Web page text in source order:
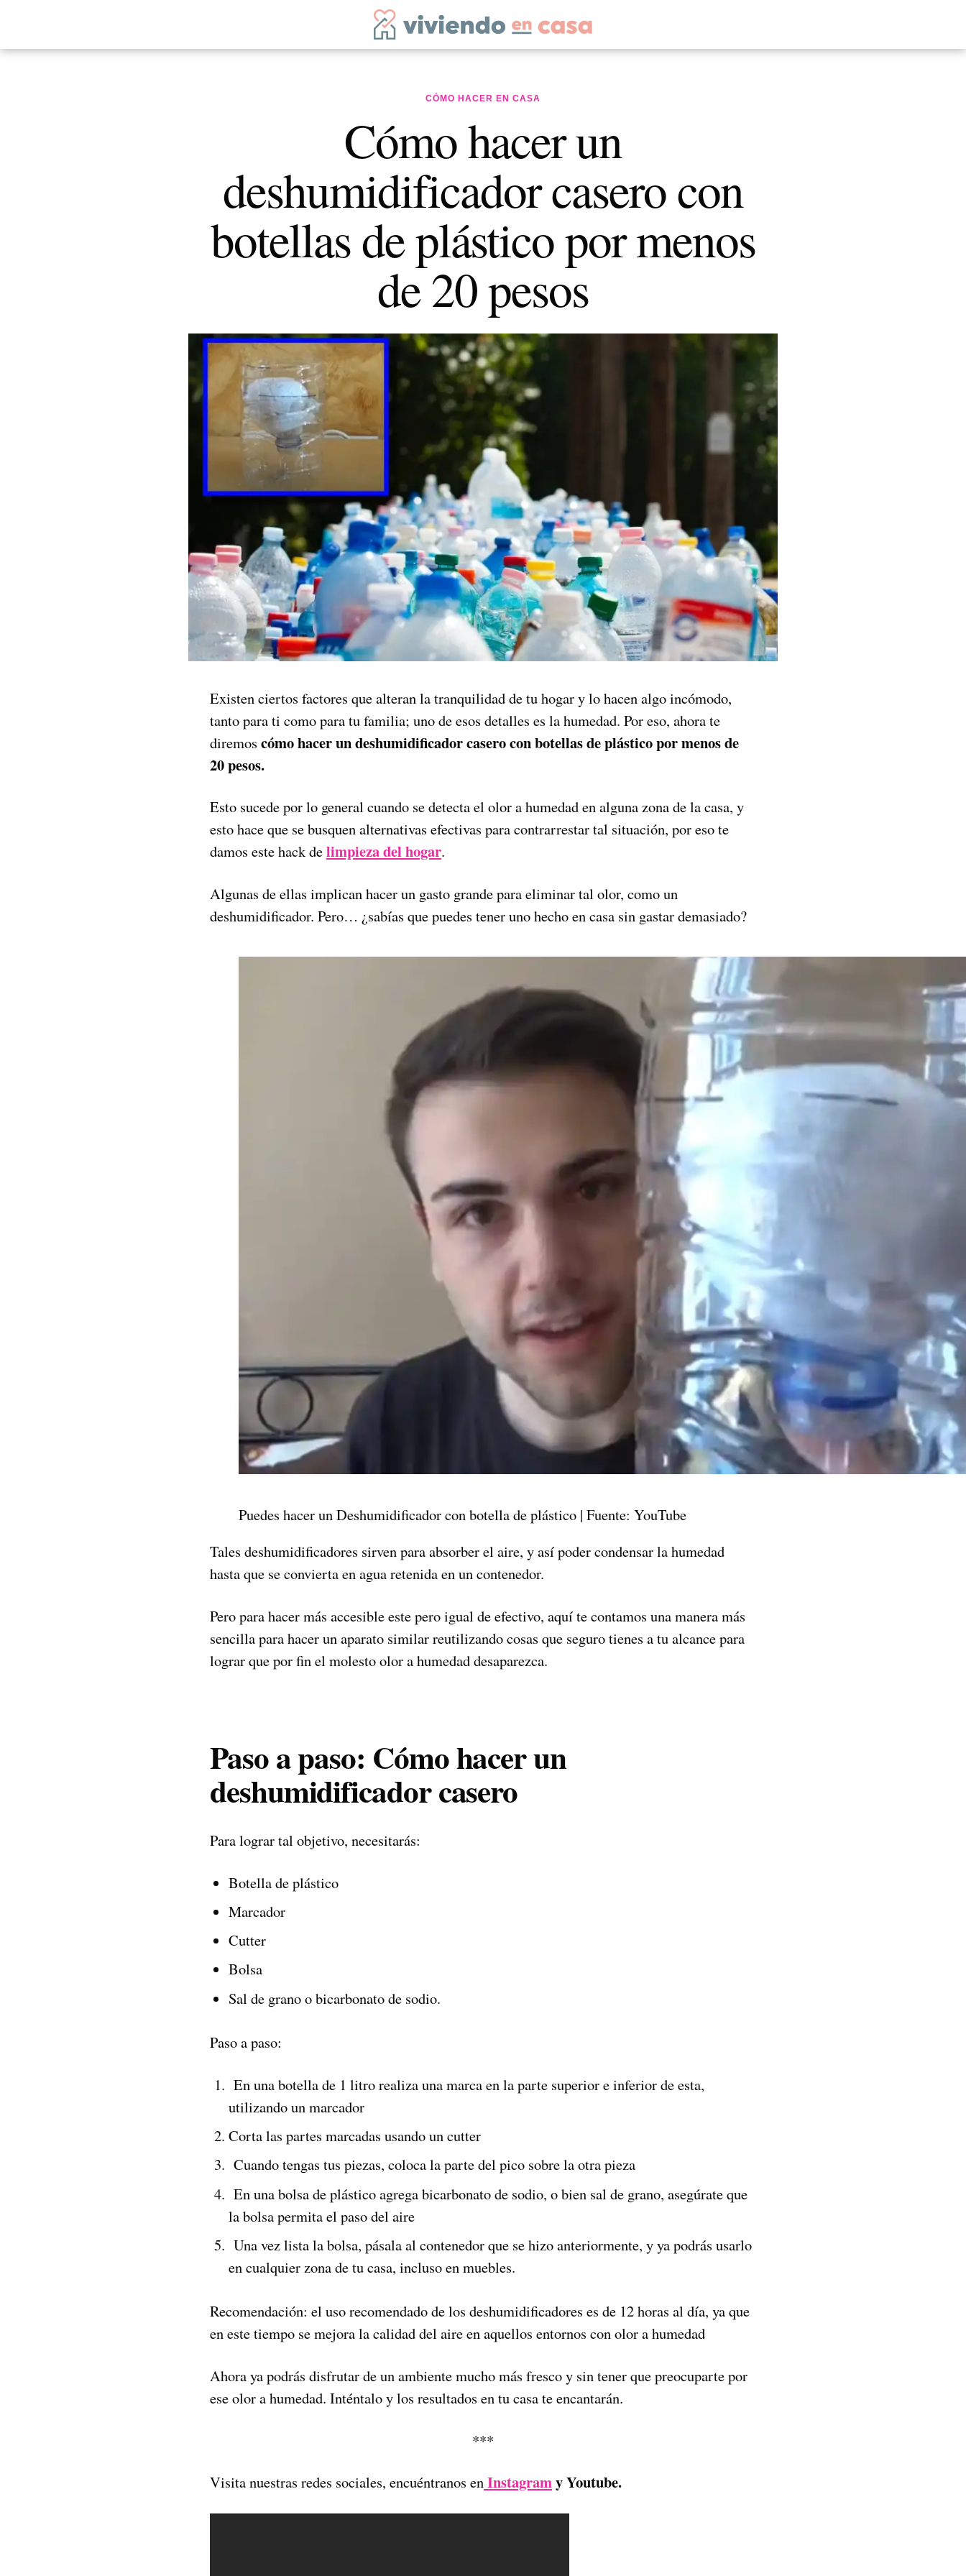
CÓMO HACER EN CASA
Cómo hacer un
deshumidificador casero con
botellas de plástico por menos
de 20 pesos
Existen ciertos factores que alteran la tranquilidad de tu hogar y lo hacen algo incómodo,
tanto para ti como para tu familia; uno de esos detalles es la humedad. Por eso, ahora te
diremos cómo hacer un deshumidificador casero con botellas de plástico por menos de
20 pesos.
Esto sucede por lo general cuando se detecta el olor a humedad en alguna zona de la casa, y
esto hace que se busquen alternativas efectivas para contrarrestar tal situación, por eso te
damos este hack delimpieza del hogar.
Algunas de ellas implican hacer un gasto grande para eliminar tal olor, como un
deshumidificador. Pero… ¿sabías que puedes tener uno hecho en casa sin gastar demasiado?
Puedes hacer un Deshumidificador con botella de plástico | Fuente: YouTube
Tales deshumidificadores sirven para absorber el aire, y así poder condensar la humedad
hasta que se convierta en agua retenida en un contenedor.
Pero para hacer más accesible este pero igual de efectivo, aquí te contamos una manera más
sencilla para hacer un aparato similar reutilizando cosas que seguro tienes a tu alcance para
lograr que por fin el molesto olor a humedad desaparezca.
Paso a paso: Cómo hacer un
deshumidificador casero
Para lograr tal objetivo, necesitarás:
Botella de plástico
Marcador
Cutter
Bolsa
Sal de grano o bicarbonato de sodio.
Paso a paso:
En una botella de 1 litro realiza una marca en la parte superior e inferior de esta,
utilizando un marcador
Corta las partes marcadas usando un cutter
Cuando tengas tus piezas, coloca la parte del pico sobre la otra pieza
En una bolsa de plástico agrega bicarbonato de sodio, o bien sal de grano, asegúrate que
la bolsa permita el paso del aire
Una vez lista la bolsa, pásala al contenedor que se hizo anteriormente, y ya podrás usarlo
en cualquier zona de tu casa, incluso en muebles.
Recomendación: el uso recomendado de los deshumidificadores es de 12 horas al día, ya que
en este tiempo se mejora la calidad del aire en aquellos entornos con olor a humedad
Ahora ya podrás disfrutar de un ambiente mucho más fresco y sin tener que preocuparte por
ese olor a humedad. Inténtalo y los resultados en tu casa te encantarán.
***
Visita nuestras redes sociales, encuéntranos enInstagramy Youtube.